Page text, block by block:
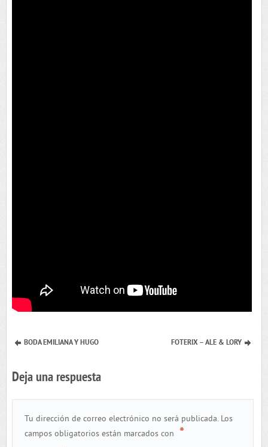
BODA EMILIANA Y HUGO FOTERIX – ALE & LORY
Deja una respuesta
Tu dirección de correo electrónico no será publicada. Los
campos obligatorios están marcados con *